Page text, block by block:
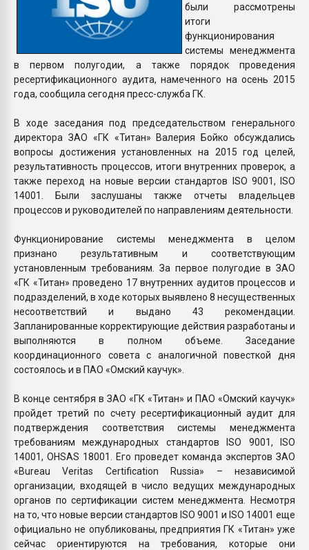
были рассмотрены
итоги
функционирования
системы менеджмента
в первом полугодии, а также порядок проведения
ресертификационного аудита, намеченного на осень 2015
года, сообщила сегодня пресс-служба ГК.
В ходе заседания под председательством генерального
директора ЗАО «ГК «Титан» Валерия Бойко обсуждались
вопросы достижения установленных на 2015 год целей,
результативность процессов, итоги внутренних проверок, а
также переход на новые версии стандартов ISO 9001, ISO
14001. Были заслушаны также отчеты владельцев
процессов и руководителей по направлениям деятельности.
Функционирование системы менеджмента в целом
признано результативным и соответствующим
установленным требованиям. За первое полугодие в ЗАО
«ГК «Титан» проведено 17 внутренних аудитов процессов и
подразделений, в ходе которых выявлено 8 несущественных
несоответствий и выдано 43 рекомендации.
Запланированные корректирующие действия разработаны и
выполняются в полном объеме. Заседание
координационного совета с аналогичной повесткой дня
состоялось и в ПАО «Омский каучук».
В конце сентября в ЗАО «ГК «Титан» и ПАО «Омский каучук»
пройдет третий по счету ресертификационный аудит для
подтверждения соответствия системы менеджмента
требованиям международных стандартов ISO 9001, ISO
14001, OHSAS 18001. Его проведет команда экспертов ЗАО
«Bureau Veritas Certification Russia» – независимой
организации, входящей в число ведущих международных
органов по сертификации систем менеджмента. Несмотря
на то, что новые версии стандартов ISO 9001 и ISO 14001 еще
официально не опубликованы, предприятия ГК «Титан» уже
сейчас ориентируются на требования, которые они